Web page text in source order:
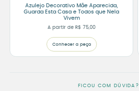
Azulejo Decorativo Mãe Aparecida,
Guarda Esta Casa e Todos que Nela
Vivem
A partir de R$ 75,00
Conhecer a peça
FICOU COM DÚVIDA?